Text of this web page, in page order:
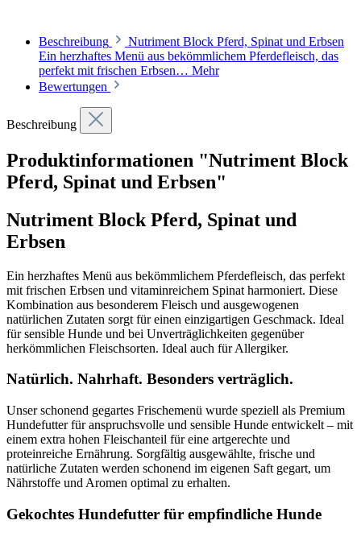
Beschreibung
Nutriment Block Pferd, Spinat und Erbsen
Ein herzhaftes Menü aus bekömmlichem Pferdefleisch, das
perfekt mit frischen Erbsen… Mehr
Bewertungen
Beschreibung
Produktinformationen "Nutriment Block
Pferd, Spinat und Erbsen"
Nutriment Block Pferd, Spinat und
Erbsen
Ein herzhaftes Menü aus bekömmlichem Pferdefleisch, das perfekt
mit frischen Erbsen und vitaminreichem Spinat harmoniert. Diese
Kombination aus besonderem Fleisch und ausgewogenen
natürlichen Zutaten sorgt für einen einzigartigen Geschmack. Ideal
für sensible Hunde und bei Unverträglichkeiten gegenüber
herkömmlichen Fleischsorten. Ideal auch für Allergiker.
Natürlich. Nahrhaft. Besonders verträglich.
Unser schonend gegartes Frischemenü wurde speziell als Premium
Hundefutter für anspruchsvolle und sensible Hunde entwickelt – mit
einem extra hohen Fleischanteil für eine artgerechte und
proteinreiche Ernährung. Sorgfältig ausgewählte, frische und
natürliche Zutaten werden schonend im eigenen Saft gegart, um
Nährstoffe und Aromen optimal zu erhalten.
Gekochtes Hundefutter für empfindliche Hunde